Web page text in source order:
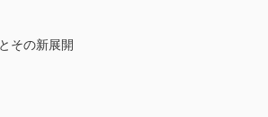
その新展開